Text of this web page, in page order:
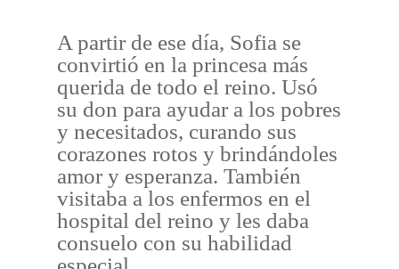
A partir de ese día, Sofia se
convirtió en la princesa más
querida de todo el reino. Usó
su don para ayudar a los pobres
y necesitados, curando sus
corazones rotos y brindándoles
amor y esperanza. También
visitaba a los enfermos en el
hospital del reino y les daba
consuelo con su habilidad